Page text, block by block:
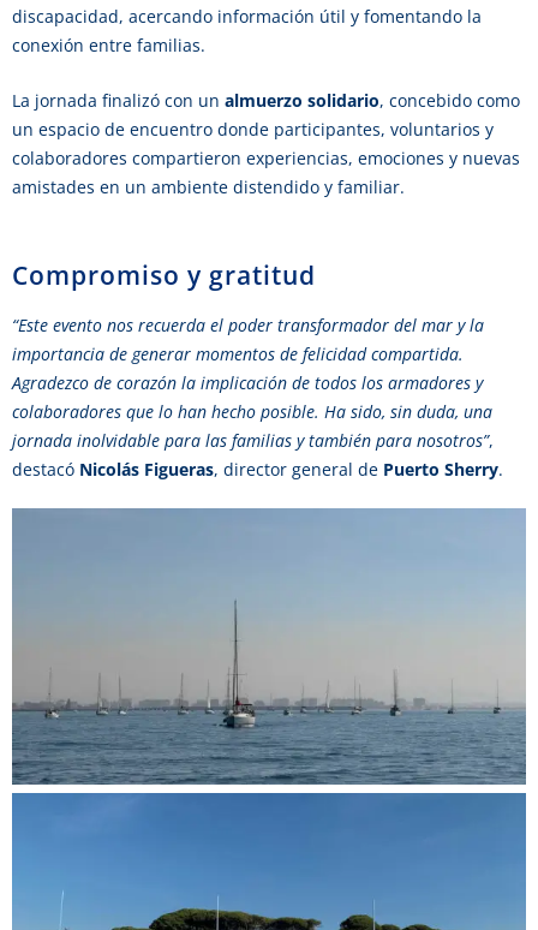
discapacidad, acercando información útil y fomentando la
conexión entre familias.
La jornada finalizó con un almuerzo solidario, concebido como
un espacio de encuentro donde participantes, voluntarios y
colaboradores compartieron experiencias, emociones y nuevas
amistades en un ambiente distendido y familiar.
Compromiso y gratitud
“Este evento nos recuerda el poder transformador del mar y la
importancia de generar momentos de felicidad compartida.
Agradezco de corazón la implicación de todos los armadores y
colaboradores que lo han hecho posible. Ha sido, sin duda, una
jornada inolvidable para las familias y también para nosotros”,
destacó Nicolás Figueras, director general de Puerto Sherry.